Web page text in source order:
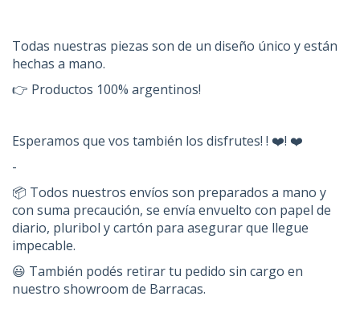
Todas nuestras piezas son de un diseño único y están
hechas a mano.
👉 Productos 100% argentinos!
Esperamos que vos también los disfrutes! ! ❤️! ❤️
-
📦 Todos nuestros envíos son preparados a mano y
con suma precaución, se envía envuelto con papel de
diario, pluribol y cartón para asegurar que llegue
impecable.
😃 También podés retirar tu pedido sin cargo en
nuestro showroom de Barracas.